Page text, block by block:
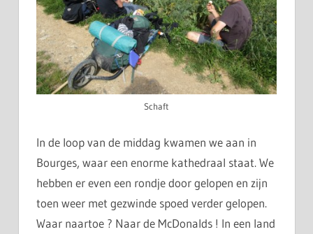
Schaft
In de loop van de middag kwamen we aan in
Bourges, waar een enorme kathedraal staat. We
hebben er even een rondje door gelopen en zijn
toen weer met gezwinde spoed verder gelopen.
Waar naartoe ? Naar de McDonalds ! In een land